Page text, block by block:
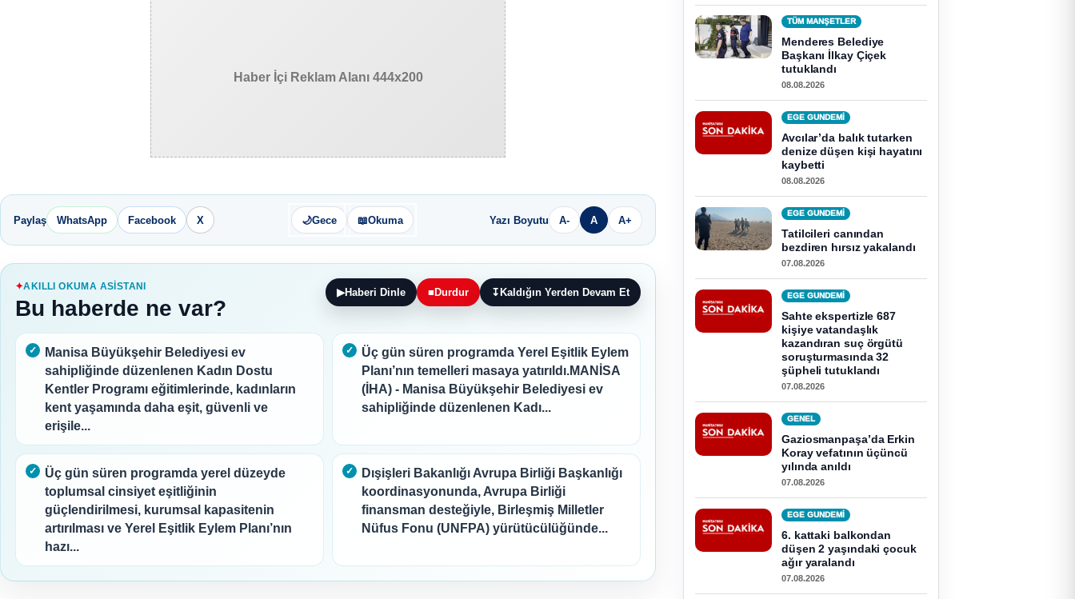
Haber İçi Reklam Alanı 444x200
Paylaş WhatsApp Facebook X 🌙Gece 📖Okuma Yazı Boyutu A- A A+
AKILLI OKUMA ASISTANI
Bu haberde ne var?
▶Haberi Dinle ■ Durdur ↧ Kaldığın Yerden Devam Et
Manisa Büyükşehir Belediyesi ev
sahipliğinde düzenlenen Kadın Dostu
Kentler Programı eğitimlerinde, kadınların
kent yaşamında daha eşit, güvenli ve
erişile...
Üç gün süren programda Yerel Eşitlik Eylem
Planı’nın temelleri masaya yatırıldı.MANİSA
(İHA) - Manisa Büyükşehir Belediyesi ev
sahipliğinde düzenlenen Kadı...
Üç gün süren programda yerel düzeyde
toplumsal cinsiyet eşitliğinin
güçlendirilmesi, kurumsal kapasitenin
artırılması ve Yerel Eşitlik Eylem Planı’nın
hazı...
Dışişleri Bakanlığı Avrupa Birliği Başkanlığı
koordinasyonunda, Avrupa Birliği
finansman desteğiyle, Birleşmiş Milletler
Nüfus Fonu (UNFPA) yürütücülüğünde...
TÜM MANŞETLER
Menderes Belediye
Başkanı İlkay Çiçek
tutuklandı
08.08.2026
EGE GUNDEMİ
Avcılar’da balık tutarken
denize düşen kişi hayatını
kaybetti
08.08.2026
EGE GUNDEMİ
Tatilcileri canından
bezdiren hırsız yakalandı
07.08.2026
EGE GUNDEMİ
Sahte ekspertizle 687
kişiye vatandaşlık
kazandıran suç örgütü
soruşturmasında 32
şüpheli tutuklandı
07.08.2026
GENEL
Gaziosmanpaşa’da Erkin
Koray vefatının üçüncü
yılında anıldı
07.08.2026
EGE GUNDEMİ
6. kattaki balkondan
düşen 2 yaşındaki çocuk
ağır yaralandı
07.08.2026